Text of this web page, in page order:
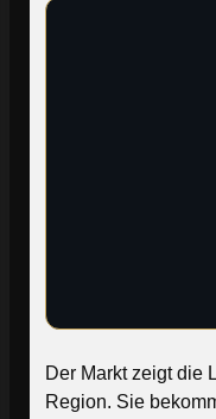
Der Markt zeigt die
Region. Sie